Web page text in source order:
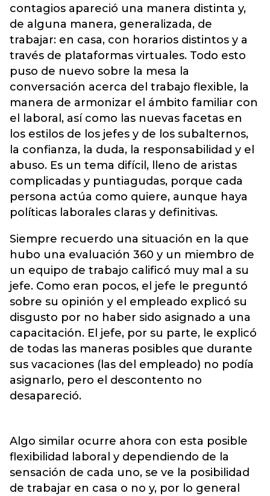
contagios apareció una manera distinta y,
de alguna manera, generalizada, de
trabajar: en casa, con horarios distintos y a
través de plataformas virtuales. Todo esto
puso de nuevo sobre la mesa la
conversación acerca del trabajo flexible, la
manera de armonizar el ámbito familiar con
el laboral, así como las nuevas facetas en
los estilos de los jefes y de los subalternos,
la confianza, la duda, la responsabilidad y el
abuso. Es un tema difícil, lleno de aristas
complicadas y puntiagudas, porque cada
persona actúa como quiere, aunque haya
políticas laborales claras y definitivas.
Siempre recuerdo una situación en la que
hubo una evaluación 360 y un miembro de
un equipo de trabajo calificó muy mal a su
jefe. Como eran pocos, el jefe le preguntó
sobre su opinión y el empleado explicó su
disgusto por no haber sido asignado a una
capacitación. El jefe, por su parte, le explicó
de todas las maneras posibles que durante
sus vacaciones (las del empleado) no podía
asignarlo, pero el descontento no
desapareció.
Algo similar ocurre ahora con esta posible
flexibilidad laboral y dependiendo de la
sensación de cada uno, se ve la posibilidad
de trabajar en casa o no y, por lo general